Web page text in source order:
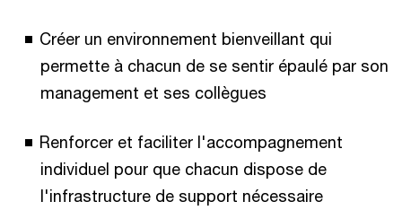
Créer un environnement bienveillant qui
permette à chacun de se sentir épaulé par son
management et ses collègues
Renforcer et faciliter l'accompagnement
individuel pour que chacun dispose de
l'infrastructure de support nécessaire